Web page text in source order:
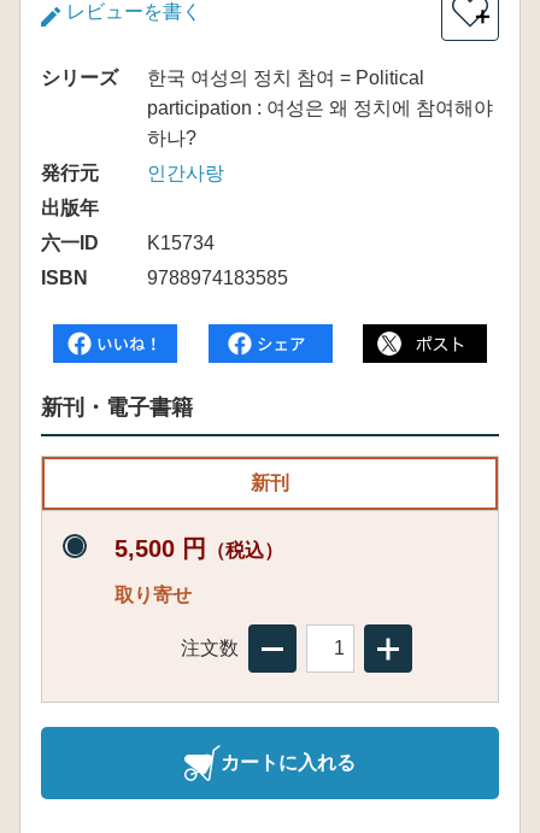
レビューを書く ＋
シリーズ
한국 여성의 정치 참여 = Political
participation : 여성은 왜 정치에 참여해야
하나?
発行元
인간사랑
出版年
六一ID
K15734
ISBN
9788974183585
新刊・電子書籍
新刊
5,500 円 （税込）
取り寄せ
注文数
カートに入れる